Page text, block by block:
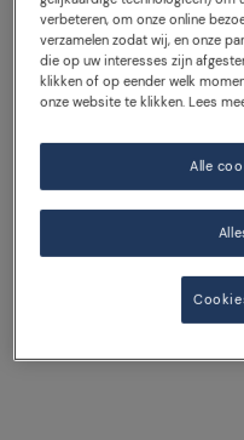
VOEDINGSWAARDEN
Bruisend water met een
en citrussappen
verfrissend bruiswater
calorieën, en wordt
te verfrissen. Zeg CIAO!
Dolce Vita.
verbeteren, om onze online
verzamelen zodat wij, en onze
die op uw interesses zijn
klikken of op eender welk
onze website te klikken. Lees
Alle